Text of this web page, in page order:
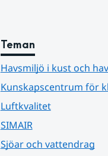
Teman
Havsmiljö i kust och hav
Kunskapscentrum för
Luftkvalitet
SIMAIR
Sjöar och vattendrag